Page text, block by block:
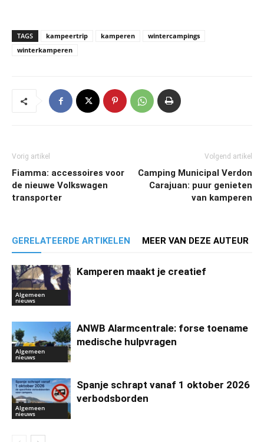
TAGS kampeertrip kamperen
wintercampings
winterkamperen
Vorig artikel
Fiamma: accessoires voor
de nieuwe Volkswagen
transporter
Volgend artikel
Camping Municipal Verdon
Carajuan: puur genieten
van kamperen
GERELATEERDE ARTIKELEN MEER VAN DEZE AUTEUR
Algemeen
nieuws
Kamperen maakt je creatief
Algemeen
nieuws
ANWB Alarmcentrale: forse toename
medische hulpvragen
Algemeen
nieuws
Spanje schrapt vanaf 1 oktober 2026
verbodsborden